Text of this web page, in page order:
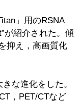
」用のRSNA
が紹介された。傾
抑え，高画質化
な進化をした。
，PET/CTなど